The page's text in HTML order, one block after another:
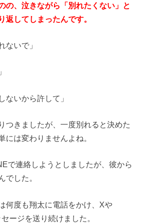
の、泣きながら「別れたくない」と
返してしまったんです。
ないで」
ないから許して」
つきましたが、一度別れると決めた
には変わりませんよね。
で連絡しようとしましたが、彼から
でした。
何度も翔太に電話をかけ、Xや
ージを送り続けました。